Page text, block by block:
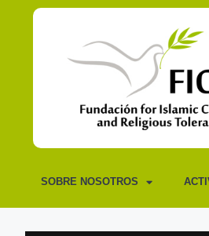
SOBRE NOSOTROS